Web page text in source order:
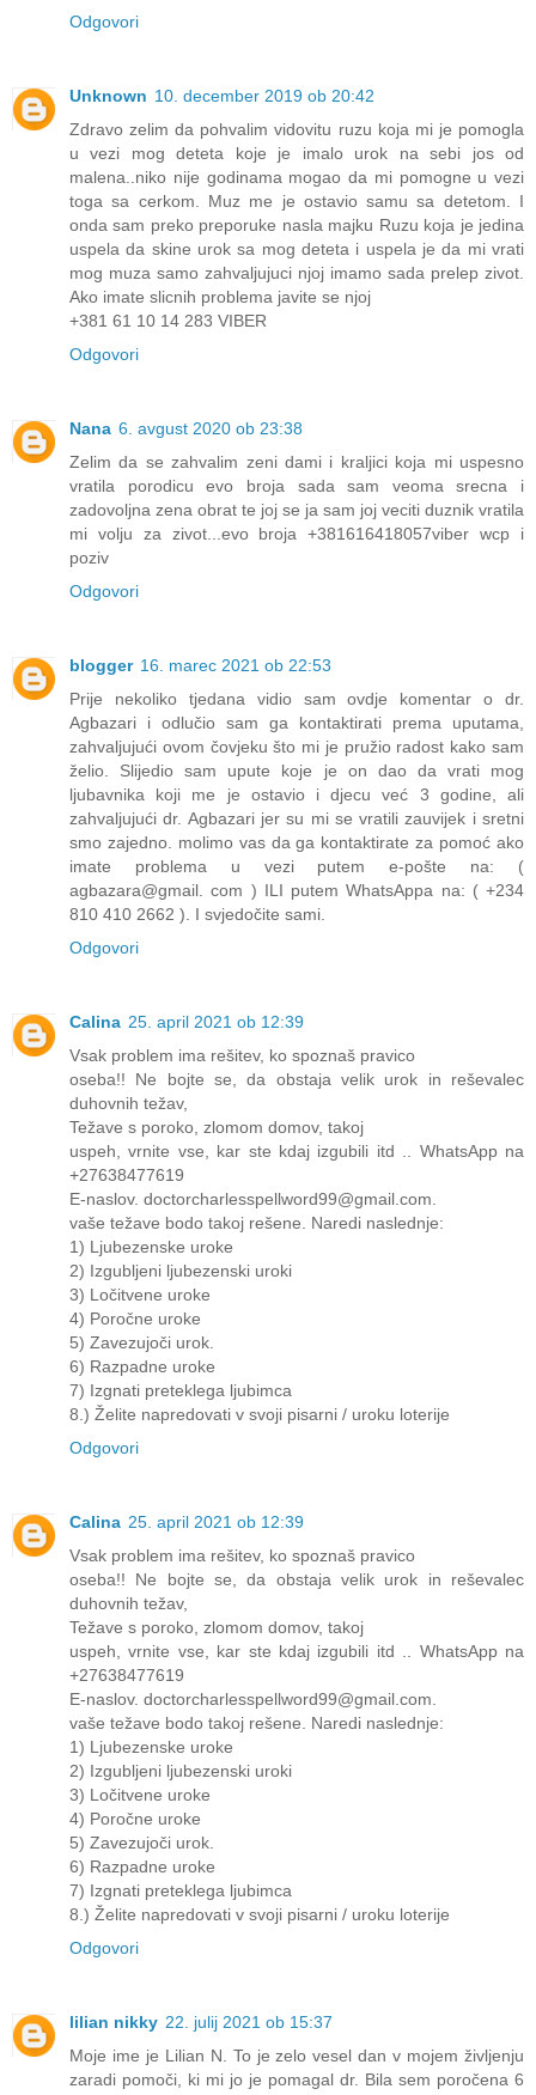
Odgovori
Unknown 10. december 2019 ob 20:42
Zdravo zelim da pohvalim vidovitu ruzu koja mi je pomogla
u vezi mog deteta koje je imalo urok na sebi jos od
malena..niko nije godinama mogao da mi pomogne u vezi
toga sa cerkom. Muz me je ostavio samu sa detetom. I
onda sam preko preporuke nasla majku Ruzu koja je jedina
uspela da skine urok sa mog deteta i uspela je da mi vrati
mog muza samo zahvaljujuci njoj imamo sada prelep zivot.
Ako imate slicnih problema javite se njoj
+381 61 10 14 283 VIBER
Odgovori
Nana 6. avgust 2020 ob 23:38
Zelim da se zahvalim zeni dami i kraljici koja mi uspesno
vratila porodicu evo broja sada sam veoma srecna i
zadovoljna zena obrat te joj se ja sam joj veciti duznik vratila
mi volju za zivot...evo broja +381616418057viber wcp i
poziv
Odgovori
blogger 16. marec 2021 ob 22:53
Prije nekoliko tjedana vidio sam ovdje komentar o dr.
Agbazari i odlučio sam ga kontaktirati prema uputama,
zahvaljujući ovom čovjeku što mi je pružio radost kako sam
želio. Slijedio sam upute koje je on dao da vrati mog
ljubavnika koji me je ostavio i djecu već 3 godine, ali
zahvaljujući dr. Agbazari jer su mi se vratili zauvijek i sretni
smo zajedno. molimo vas da ga kontaktirate za pomoć ako
imate problema u vezi putem e-pošte na: (
agbazara@gmail. com ) ILI putem WhatsAppa na: ( +234
810 410 2662 ). I svjedočite sami.
Odgovori
Calina 25. april 2021 ob 12:39
Vsak problem ima rešitev, ko spoznaš pravico
oseba!! Ne bojte se, da obstaja velik urok in reševalec
duhovnih težav,
Težave s poroko, zlomom domov, takoj
uspeh, vrnite vse, kar ste kdaj izgubili itd .. WhatsApp na
+27638477619
E-naslov. doctorcharlesspellword99@gmail.com.
vaše težave bodo takoj rešene. Naredi naslednje:
1) Ljubezenske uroke
2) Izgubljeni ljubezenski uroki
3) Ločitvene uroke
4) Poročne uroke
5) Zavezujoči urok.
6) Razpadne uroke
7) Izgnati preteklega ljubimca
8.) Želite napredovati v svoji pisarni / uroku loterije
Odgovori
Calina 25. april 2021 ob 12:39
Vsak problem ima rešitev, ko spoznaš pravico
oseba!! Ne bojte se, da obstaja velik urok in reševalec
duhovnih težav,
Težave s poroko, zlomom domov, takoj
uspeh, vrnite vse, kar ste kdaj izgubili itd .. WhatsApp na
+27638477619
E-naslov. doctorcharlesspellword99@gmail.com.
vaše težave bodo takoj rešene. Naredi naslednje:
1) Ljubezenske uroke
2) Izgubljeni ljubezenski uroki
3) Ločitvene uroke
4) Poročne uroke
5) Zavezujoči urok.
6) Razpadne uroke
7) Izgnati preteklega ljubimca
8.) Želite napredovati v svoji pisarni / uroku loterije
Odgovori
lilian nikky 22. julij 2021 ob 15:37
Moje ime je Lilian N. To je zelo vesel dan v mojem življenju
zaradi pomoči, ki mi jo je pomagal dr. Bila sem poročena 6